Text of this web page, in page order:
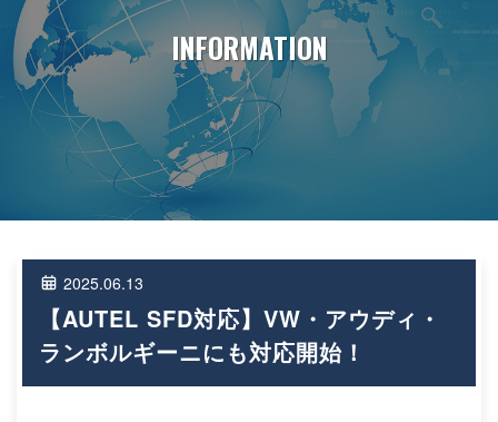
INFORMATION
2025.06.13
【AUTEL SFD対応】VW・アウディ・
ランボルギーニにも対応開始！